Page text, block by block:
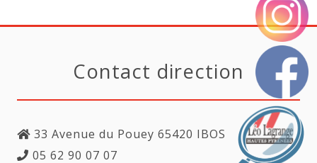
Contact direction
33 Avenue du Pouey 65420 IBOS
05 62 90 07 07